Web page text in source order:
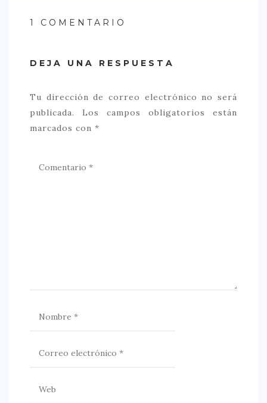
1 COMENTARIO
DEJA UNA RESPUESTA
Tu dirección de correo electrónico no será
publicada.
Los campos obligatorios están
marcados con *